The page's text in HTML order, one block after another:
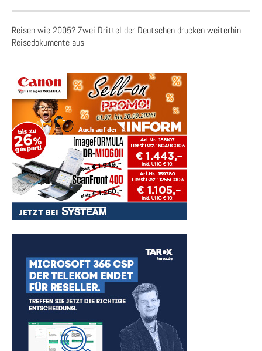
Reisen wie 2005? Zwei Drittel der Deutschen drucken weiterhin
Reisedokumente aus